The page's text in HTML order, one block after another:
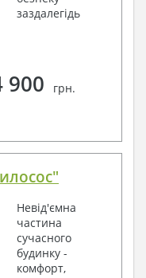
заздалегідь
900 грн.
Невід'ємна
частина
сучасного
будинку -
комфорт,